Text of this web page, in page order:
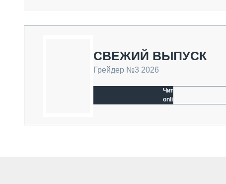
СВЕЖИЙ ВЫПУСК
Грейдер №3 2026
Читать
online